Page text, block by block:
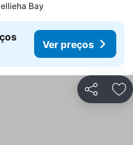
Bay
Ver preços
Partilhar